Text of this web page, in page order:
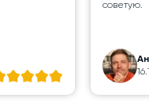
советую.